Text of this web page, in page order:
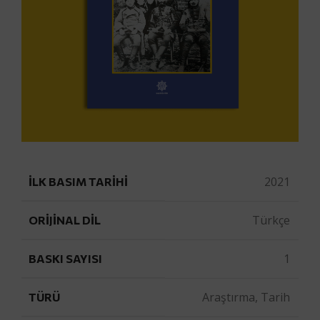
İLK BASIM TARIHI 2021
ORIJINAL DIL Türkçe
BASKI SAYISI 1
TÜRÜ Araştırma, Tarih